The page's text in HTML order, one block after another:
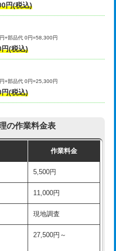
）
え）
16,500円
現場見積
です。
ッキ
16,500円+材料費
プ
11,000円+材料費
13,200円
16,500円
） 16,500円
16,500円
3,300円
円(税込)
+部品代 0円=58,300円
(税込)
+部品代 0円=25,300円
(税込)
の作業料金表
作業料金
5,500円
11,000円
現地調査
27,500円～